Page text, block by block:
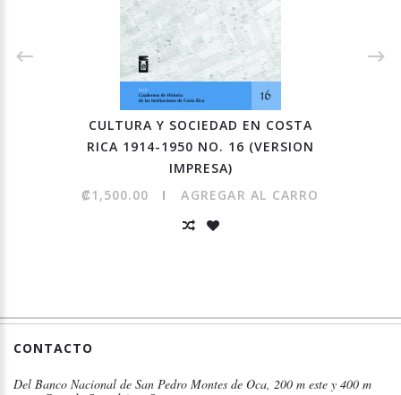
CULTURA Y SOCIEDAD EN COSTA
RICA 1914-1950 NO. 16 (VERSION
IMPRESA)
₡1,500.00
AGREGAR AL CARRO
CONTACTO
Del Banco Nacional de San Pedro Montes de Oca, 200 m este y 400 m